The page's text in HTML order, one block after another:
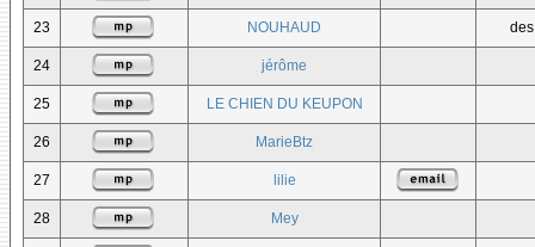
23 NOUHAUD
24 jérôme
25 LE CHIEN DU KEUPON
26 MarieBtz
27 lilie
28 Mey